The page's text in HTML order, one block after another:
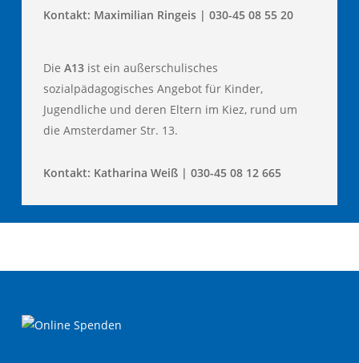
Kontakt: Maximilian Ringeis | 030-45 08 55 20
Die A13ist ein außerschulisches
sozialpädagogisches Angebot für Kinder,
Jugendliche und deren Eltern im Kiez, rund um
die Amsterdamer Str. 13.
Kontakt: Katharina Weiß | 030-45 08 12 665